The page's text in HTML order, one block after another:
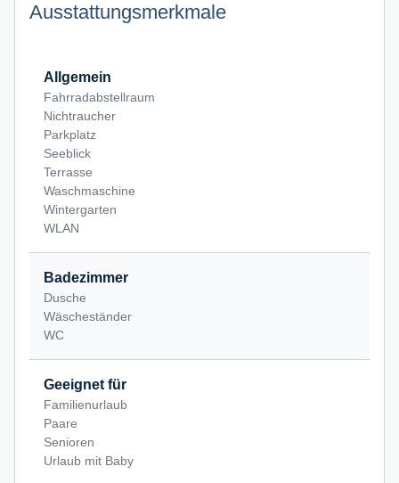
Ausstattungsmerkmale
Allgemein
Fahrradabstellraum
Nichtraucher
Parkplatz
Seeblick
Terrasse
Waschmaschine
Wintergarten
WLAN
Badezimmer
Dusche
Wäscheständer
WC
Geeignet für
Familienurlaub
Paare
Senioren
Urlaub mit Baby